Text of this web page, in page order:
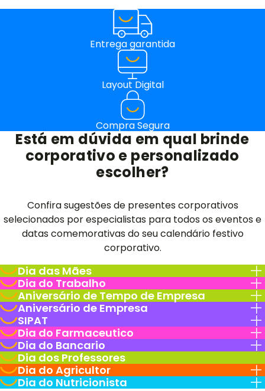
Entrega garantida
Layout Digital
Compra Segura
Está em dúvida em qual brinde
corporativo e personalizado
escolher?
Confira sugestões de presentes corporativos
selecionados por especialistas para todos os eventos e
datas comemorativas do seu calendário festivo
corporativo.
Dia das Mães
Dia do Trabalho
Aniversário de Tempo de Empresa
Aniversário de Empresa
SIPAT
Dia do Farmaceutico
Dia do Bancario
Dia dos Professores
Dia do Agricultor
Dia do Nutricionista